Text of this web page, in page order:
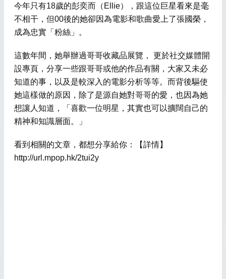
今年只有18歲的彭奕而（Ellie），跟這位巨星看來是毫
不相干，但00後的她卻因為電影和歌曲愛上了張國榮，
成為忠實「粉絲」。
這數年間，她舉辦過哥哥收藏品展覽， 更於社交媒體開
設專頁，分享一些跟哥哥或他的作品有關，大家又未必
知道的事，以及是較深入的電影分析等等。而背後驅使
她這樣做的原因，除了是源自她對哥哥的愛，也因為她
想讓人知道，「喜歡一位明星，其實也可以擴闊自己的
精神和知識層面。」
看到相關的文章，都想分享給你：【詳情】
http://url.mpop.hk/2tui2y